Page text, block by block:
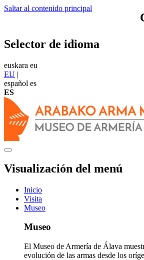
Saltar al contenido principal
Selector de idioma
euskara eu
EU |
español es
ES
Visualización del menú
Inicio
Visita
Museo
Museo
El Museo de Armería de Álava
evolución de las armas desde los